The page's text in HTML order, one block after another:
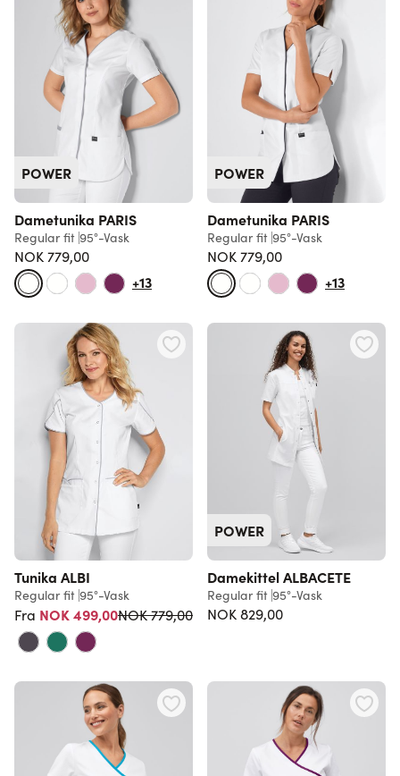
POWER
Dametunika PARIS
Regular fit 95°-Vask
NOK 779,00
+13
POWER
Dametunika PARIS
Regular fit 95°-Vask
NOK 779,00
+13
Tunika ALBI
Regular fit 95°-Vask
Fra NOK 499,00Vanlig pris
NOK 779,00
POWER
Damekittel ALBACETE
Regular fit 95°-Vask
NOK 829,00